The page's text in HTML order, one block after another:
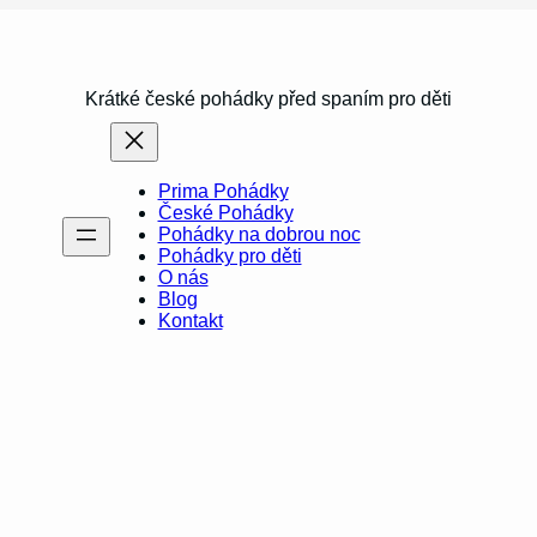
Krátké české pohádky před spaním pro děti
Prima Pohádky
České Pohádky
Pohádky na dobrou noc
Pohádky pro děti
O nás
Blog
Kontakt